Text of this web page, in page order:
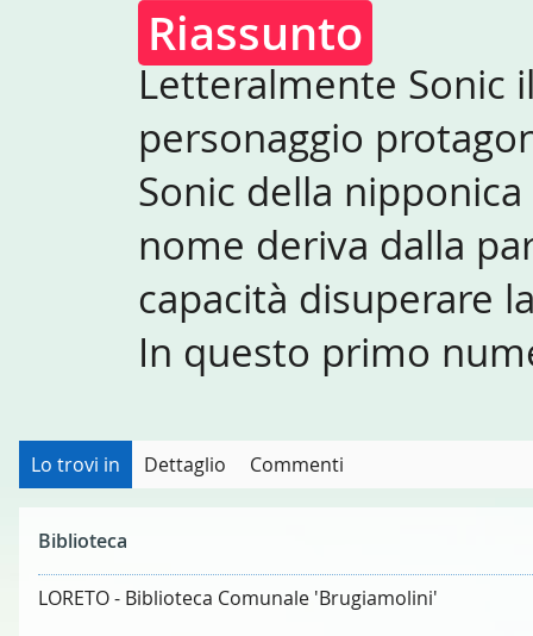
Riassunto
Letteralmente Sonic
personaggio
Sonic della
nome deriva dalla
capacità disuperare
In questo primo
Lo trovi in Dettaglio Commenti
Biblioteca
LORETO - Biblioteca Comunale 'Brugiamolini'